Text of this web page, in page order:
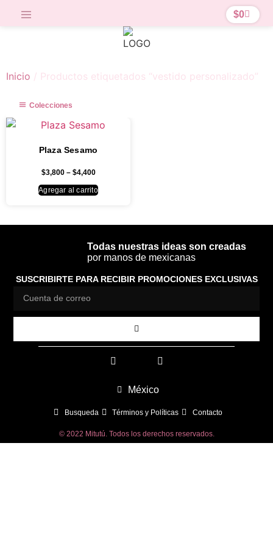
$0
Inicio / Productos etiquetados “vestido personalizado”
Colecciones
Plaza Sesamo
$3,800 – $4,400
Agregar al carrito
Todas nuestras ideas son creadas
por manos de mexicanas
SUSCRIBIRTE PARA RECIBIR PROMOCIONES EXCLUSIVAS
México
Busqueda Términos y Políticas Contacto
© 2022 Mitutú. Todos los derechos reservados.